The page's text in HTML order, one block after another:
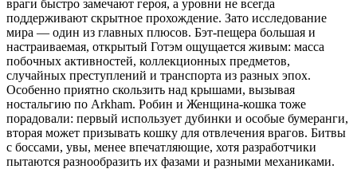
враги быстро замечают героя, а уровни не всегда
поддерживают скрытное прохождение. Зато исследование
мира — один из главных плюсов. Бэт-пещера большая и
настраиваемая, открытый Готэм ощущается живым: масса
побочных активностей, коллекционных предметов,
случайных преступлений и транспорта из разных эпох.
Особенно приятно скользить над крышами, вызывая
ностальгию по Arkham. Робин и Женщина-кошка тоже
порадовали: первый использует дубинки и особые бумеранги,
вторая может призывать кошку для отвлечения врагов. Битвы
с боссами, увы, менее впечатляющие, хотя разработчики
пытаются разнообразить их фазами и разными механиками.